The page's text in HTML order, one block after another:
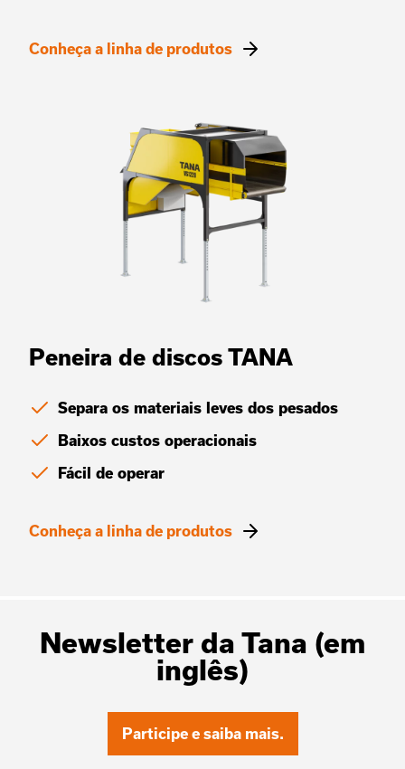
Conheça a linha de produtos
Peneira de discos TANA
Separa os materiais leves dos pesados
Baixos custos operacionais
Fácil de operar
Conheça a linha de produtos
Newsletter da Tana (em
inglês)
Participe e saiba mais.